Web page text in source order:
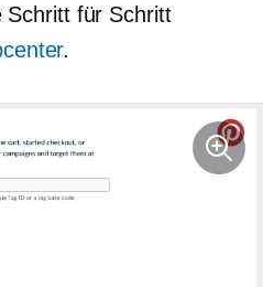
Schritt für Schritt
.